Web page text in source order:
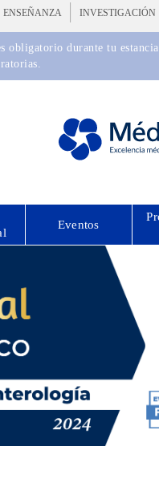
ENSEÑANZA INVESTIGACIÓN
obligatorio durante tu estancia
Eventos